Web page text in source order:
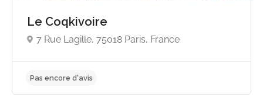
Le Coqkivoire
7 Rue Lagille, 75018 Paris, France